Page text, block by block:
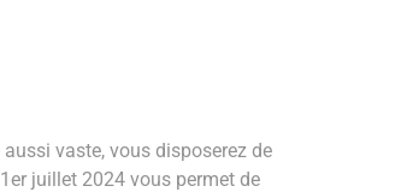
vaste, vous disposerez de
juillet 2024 vous permet de